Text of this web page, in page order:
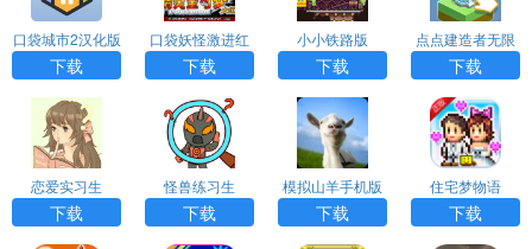
口袋城市2汉化版
下载
口袋妖怪激进红
修改器
下载
小小铁路版
下载
点点建造者无限
红钥匙
下载
恋爱实习生
下载
怪兽练习生
下载
模拟山羊手机版
下载
下载
住宅梦物语
下载